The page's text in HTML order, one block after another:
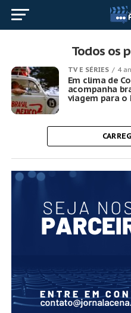
Todos os
TV E SÉRIES 4
Em clima de
acompanha
viagem para o